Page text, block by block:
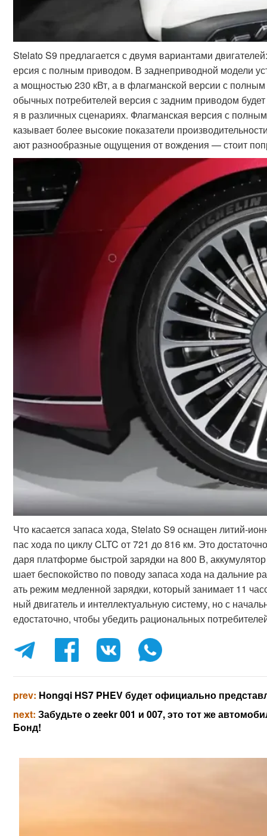
Stelato S9 предлагается с двумя вариантами
ерсия с полным приводом. В заднеприводной модели
а мощностью 230 кВт, а в флагманской версии с
обычных потребителей версия с задним приводом
я в различных сценариях. Флагманская версия с
казывает более высокие показатели
ают разнообразные ощущения от вождения — стоит
Что касается запаса хода, Stelato S9 оснащен литий-
пас хода по циклу CLTC от 721 до 816 км. Это
даря платформе быстрой зарядки на 800 В,
шает беспокойство по поводу запаса хода на дальние
ать режим медленной зарядки, который занимает 11
ный двигатель и интеллектуальную систему, но с
едостаточно, чтобы убедить рациональных
prev: Hongqi HS7 PHEV будет официально
next:Забудьте о zeekr 001 и 007, это тот же
Бонд!